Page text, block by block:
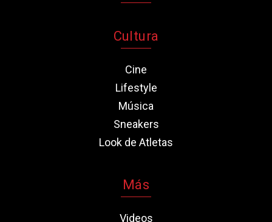
Cultura
Cine
Lifestyle
Música
Sneakers
Look de Atletas
Más
Videos